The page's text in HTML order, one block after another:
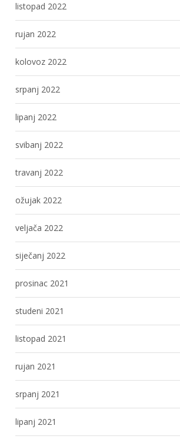
listopad 2022
rujan 2022
kolovoz 2022
srpanj 2022
lipanj 2022
svibanj 2022
travanj 2022
ožujak 2022
veljača 2022
siječanj 2022
prosinac 2021
studeni 2021
listopad 2021
rujan 2021
srpanj 2021
lipanj 2021